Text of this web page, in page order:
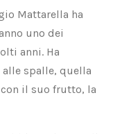
Mattarella ha
uno dei
anni. Ha
spalle, quella
il suo frutto, la